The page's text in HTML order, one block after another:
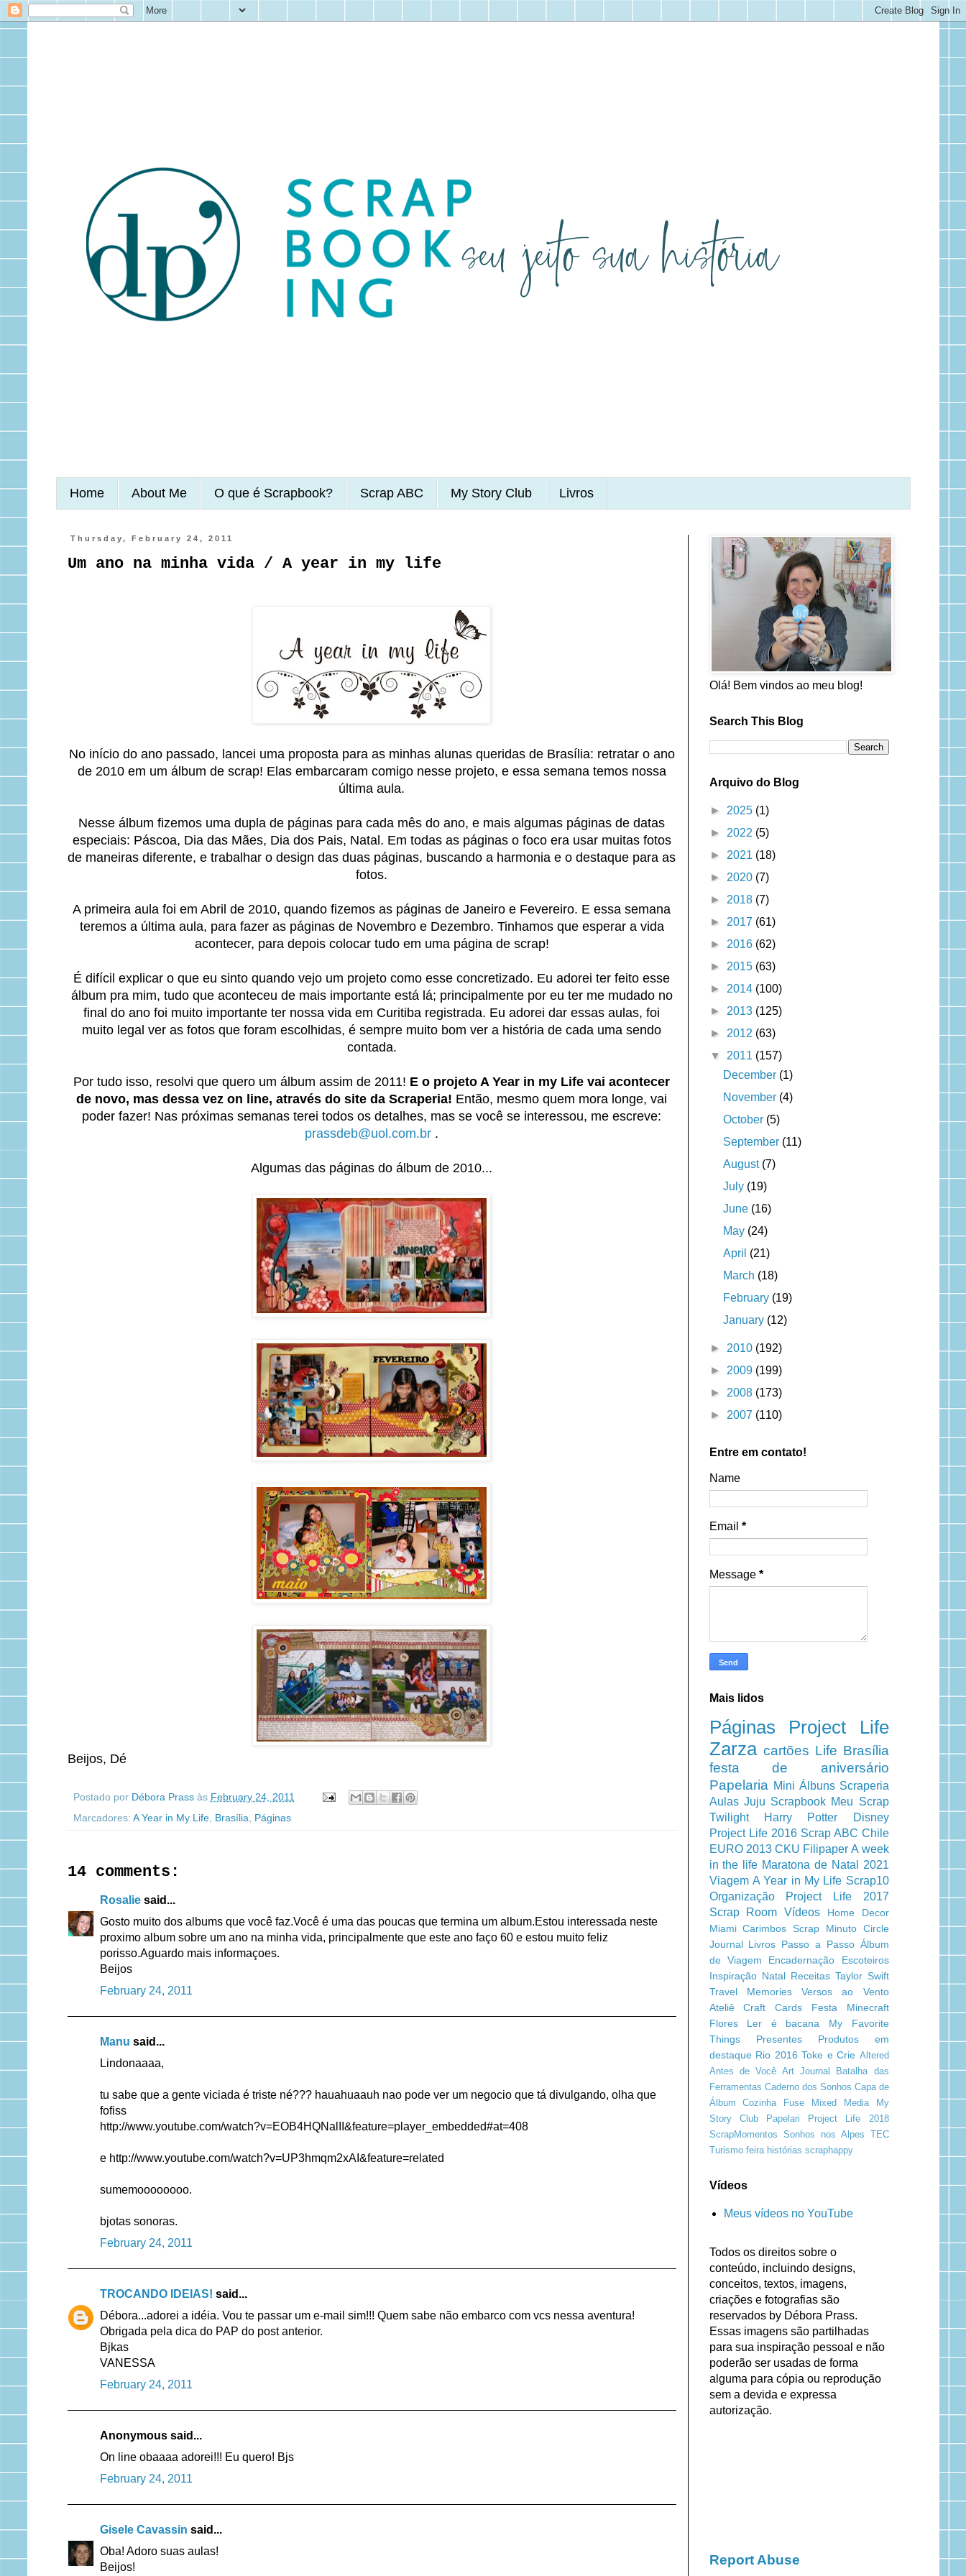
Home About Me O que é Scrapbook? Scrap ABC My Story Club Livros
Thursday, February 24, 2011
Um ano na minha vida / A year in my life
No início do ano passado, lancei uma proposta para as minhas alunas queridas de Brasília: retratar o ano
de 2010 em um álbum de scrap! Elas embarcaram comigo nesse projeto, e essa semana temos nossa
última aula.
Nesse álbum fizemos uma dupla de páginas para cada mês do ano, e mais algumas páginas de datas
especiais: Páscoa, Dia das Mães, Dia dos Pais, Natal. Em todas as páginas o foco era usar muitas fotos
de maneiras diferente, e trabalhar o design das duas páginas, buscando a harmonia e o destaque para as
fotos.
A primeira aula foi em Abril de 2010, quando fizemos as páginas de Janeiro e Fevereiro. E essa semana
teremos a última aula, para fazer as páginas de Novembro e Dezembro. Tinhamos que esperar a vida
acontecer, para depois colocar tudo em uma página de scrap!
É difícil explicar o que eu sinto quando vejo um projeto como esse concretizado. Eu adorei ter feito esse
álbum pra mim, tudo que aconteceu de mais importante está lá; principalmente por eu ter me mudado no
final do ano foi muito importante ter nossa vida em Curitiba registrada. Eu adorei dar essas aulas, foi
muito legal ver as fotos que foram escolhidas, é sempre muito bom ver a história de cada uma sendo
contada.
Por tudo isso, resolvi que quero um álbum assim de 2011! E o projeto A Year in my Life vai acontecer
de novo, mas dessa vez on line, através do site da Scraperia! Então, mesmo quem mora longe, vai
poder fazer! Nas próximas semanas terei todos os detalhes, mas se você se interessou, me escreve:
prassdeb@uol.com.br .
Algumas das páginas do álbum de 2010...
Beijos, Dé
Postado por Débora Prass às February 24, 2011
Marcadores: A Year in My Life, Brasília Páginas
14 comments:
Rosaliesaid...
Gosto muito dos albums que você faz.Você é uma das poucas que termina um album.Estou interessada neste
proximo album sobre um ano na minha vida, principalmente que este ano faço 60 e estou muito feliz
porisso.Aguardo mais informaçoes.
Beijos
February 24, 2011
Manu said...
Lindonaaaa,
tu sabe que a gente viciada é triste né??? hauahuaauh nao pode ver um negocio que tá divulgando, olha que
fofiss
http://www.youtube.com/watch?v=EOB4HQNalII&feature=player_embedded#at=408
e http://www.youtube.com/watch?v=UP3hmqm2xAI&feature=related
sumemoooooooo.
bjotas sonoras.
February 24, 2011
TROCANDO IDEIAS! said...
Débora...adorei a idéia. Vou te passar um e-mail sim!!! Quem sabe não embarco com vcs nessa aventura!
Obrigada pela dica do PAP do post anterior.
Bjkas
VANESSA
February 24, 2011
Anonymous said...
On line obaaaa adorei!!! Eu quero! Bjs
February 24, 2011
Gisele Cavassin said...
Oba! Adoro suas aulas!
Beijos!
Olá! Bem vindos ao meu blog!
Search This Blog
Arquivo do Blog
► 2025 (1)
► 2022 (5)
► 2021 (18)
► 2020 (7)
► 2018 (7)
► 2017 (61)
► 2016 (62)
► 2015 (63)
► 2014 (100)
► 2013 (125)
► 2012 (63)
▼ 2011 (157)
December (1)
November (4)
October (5)
September (11)
August (7)
July (19)
June (16)
May (24)
April (21)
March (18)
February (19)
January (12)
► 2010 (192)
► 2009 (199)
► 2008 (173)
► 2007 (110)
Entre em contato!
Name
Email *
Message *
Mais lidos
Páginas
Project Life
Zarza cartões Life Brasília
festa de aniversário
Papelaria Mini Álbuns Scraperia
Aulas Juju Scrapbook Meu Scrap
Twilight
Harry Potter
Disney
Project Life 2016 Scrap ABC Chile
EURO 2013 CKU Filipaper A week
in the life Maratona de Natal 2021
Viagem A Year in My Life Scrap10
Organização
Project Life 2017
Scrap Room Vídeos
Home Decor
Miami Carimbos Scrap Minuto Circle
Journal Livros Passo a Passo Álbum
de Viagem
Encadernação
Escoteiros
Inspiração Natal Receitas Taylor Swift
Travel Memories
Versos ao Vento
Ateliê Craft
Cards
Festa Minecraft
Flores
Ler é bacana
My Favorite
Things
Presentes
Produtos em
destaque Rio 2016 Toke e Crie Altered
Antes de Você Art Journal
Batalha das
Ferramentas Caderno dos Sonhos Capa de
Álbum
Cozinha Fuse Mixed Media
My
Story Club
Papelari
Project Life 2018
ScrapMomentos Sonhos nos Alpes TEC
Turismo feira histórias scraphappy
Vídeos
Meus vídeos no YouTube
Todos os direitos sobre o
conteúdo, incluindo designs,
conceitos, textos, imagens,
criações e fotografias são
reservados by Débora Prass.
Essas imagens são partilhadas
para sua inspiração pessoal e não
poderão ser usadas de forma
alguma para cópia ou reprodução
sem a devida e expressa
autorização.
Report Abuse